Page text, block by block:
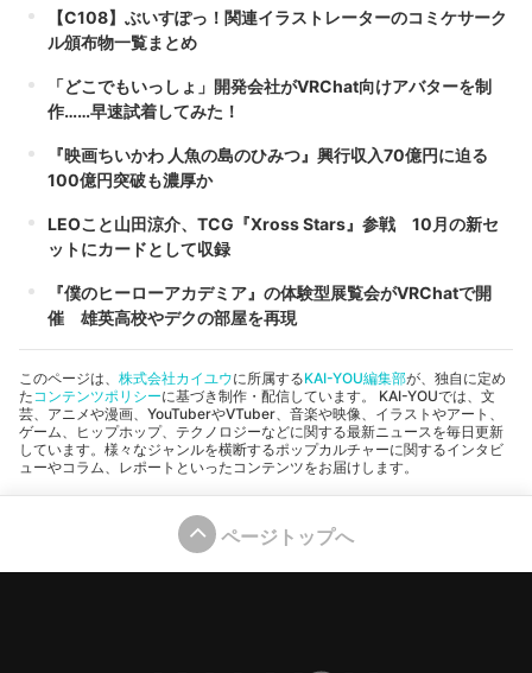
【C108】ぶいすぽっ！関連イラストレーターのコミケサーク
ル頒布物一覧まとめ
「どこでもいっしょ」開発会社がVRChat向けアバターを制
作……早速試着してみた！
『映画ちいかわ 人魚の島のひみつ』興行収入70億円に迫る
100億円突破も濃厚か
LEOこと山田涼介、TCG『Xross Stars』参戦 10月の新セ
ットにカードとして収録
『僕のヒーローアカデミア』の体験型展覧会がVRChatで開
催 雄英高校やデクの部屋を再現
このページは、 株式会社カイユウに所属するKAI-YOU編集部が、独自に定め
たコンテンツポリシーに基づき制作・配信しています。 KAI-YOUでは、文
芸、アニメや漫画、YouTuberやVTuber、音楽や映像、イラストやアート、
ゲーム、ヒップホップ、テクノロジーなどに関する最新ニュースを毎日更新
しています。様々なジャンルを横断するポップカルチャーに関するインタビ
ューやコラム、レポートといったコンテンツをお届けします。
ページトップへ